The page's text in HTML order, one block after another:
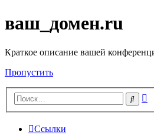
ваш_домен.ru
Краткое описание вашей
Пропустить
Поиск
Ссылки